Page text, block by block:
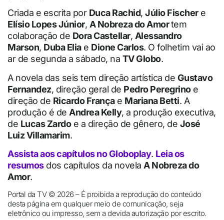
Criada e escrita por Duca Rachid, Júlio Fischere
Elísio Lopes Júnior, A Nobreza do Amortem
colaboração de Dora Castellar, Alessandro
Marson, Duba Eliae Dione Carlos. O folhetim vai ao
ar de segunda a sábado, na TV Globo.
A novela das seis tem direção artística de Gustavo
Fernandez, direção geral de Pedro Peregrinoe
direção de Ricardo Françae Mariana Betti. A
produção é de Andrea Kelly, a produção executiva,
de Lucas Zardoe a direção de gênero, de José
Luiz Villamarim.
Assista aos capítulos no Globoplay. Leia os
resumosdos capítulos da novela A Nobreza do
Amor.
Portal da TV © 2026 – É proibida a reprodução do conteúdo
desta página em qualquer meio de comunicação, seja
eletrônico ou impresso, sem a devida autorização por escrito.